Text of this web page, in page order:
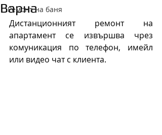
Ремонт на баня
Варна
Дистанционният ремонт на
апартамент се извършва чрез
комуникация по телефон, имейл
или видео чат с клиента.